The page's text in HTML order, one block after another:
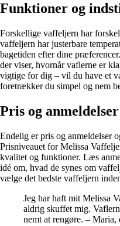
Funktioner og
Forskellige vaffeljern har
vaffeljern har justerbare
bagetiden efter dine
der viser, hvornår vaflerne er
vigtige for dig – vil du have et
foretrækker du simpel og nem
Pris og anmeldelser
Endelig er pris og anmeldelser
Prisniveauet for Melissa
kvalitet og funktioner. Læs
idé om, hvad de synes om
vælge det bedste vaffeljern
Jeg har haft mit Melissa
aldrig skuffet mig.
nemt at rengøre. – Maria,